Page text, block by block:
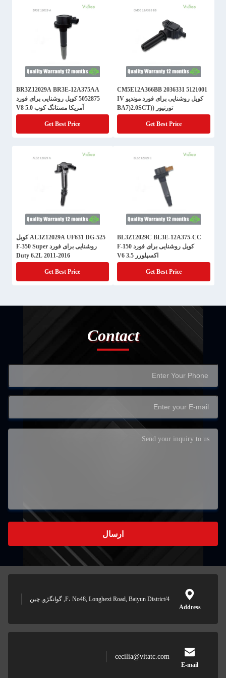
CM5E12A366BB 2036331 5121001
کویل روشنایی برای فورد موندیو IV
تورنیور ((BA7)2.0SCT
Get Best Price
BR3Z12029A BR3E-12A375AA
5052875 کویل روشنایی برای فورد
آمریکا مستانگ کوپ 5.0 V8
Get Best Price
BL3Z12029C BL3E-12A375-CC
کویل روشنایی برای فورد F-150
اکسپلورر V6 3.5
Get Best Price
AL3Z12029A UF631 DG-525 کویل
روشنایی برای فورد F-350 Super
Duty 6.2L 2011-2016
Get Best Price
Contact
ارسال
Address
4/F، No48, Longhexi Road, Baiyun District, گوانگژو, چین
E-mail
cecilia@vitatc.com